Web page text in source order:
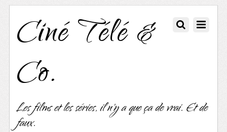
Ciné Télé &
Co.
Les films et les séries, il n'y a que ça de vrai. Et de
faux.